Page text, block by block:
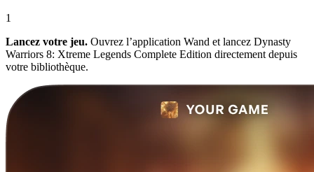
1
Lancez votre jeu. Ouvrez l’application Wand et lancez Dynasty
Warriors 8: Xtreme Legends Complete Edition directement depuis
votre bibliothèque.